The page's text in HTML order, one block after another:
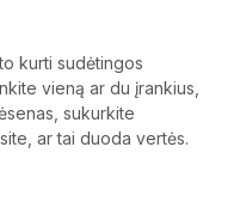
kurti sudėtingos
vieną ar du įrankius,
sukurkite
ar tai duoda vertės.